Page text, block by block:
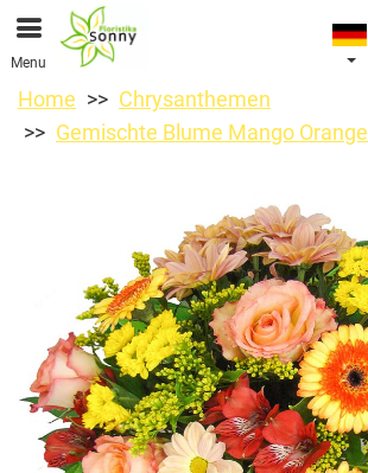
Menu
Home
Chrysanthemen
Gemischte Blume Mango Orange